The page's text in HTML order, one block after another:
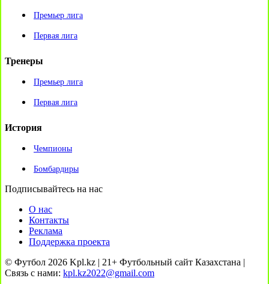
Премьер лига
Первая лига
Тренеры
Премьер лига
Первая лига
История
Чемпионы
Бомбардиры
Подписывайтесь на нас
О нас
Контакты
Реклама
Поддержка проекта
© Футбол 2026 Kpl.kz | 21+ Футбольный сайт Казахстана |
Связь с нами: kpl.kz2022@gmail.com